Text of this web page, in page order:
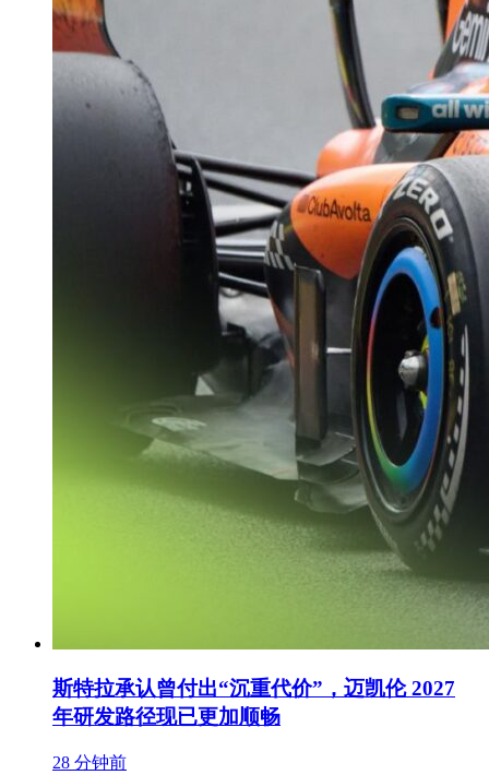
斯特拉承认曾付出“沉重代价”，迈凯伦 2027
年研发路径现已更加顺畅
28 分钟前